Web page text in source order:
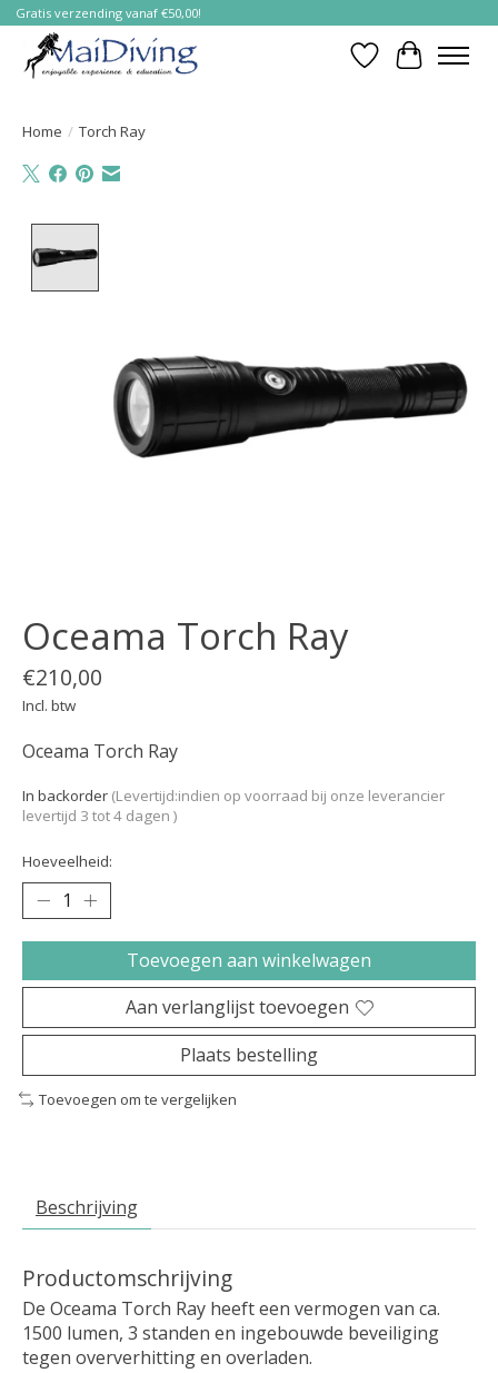
Gratis verzending vanaf €50,00!
Verlanglijst
Home / Torch Ray
Oceama Torch Ray
€210,00
Incl. btw
Oceama Torch Ray
In backorder (Levertijd:indien op voorraad bij onze leverancier
levertijd 3 tot 4 dagen )
Hoeveelheid:
Toevoegen aan winkelwagen
Aan verlanglijst toevoegen
Plaats bestelling
Toevoegen om te vergelijken
Beschrijving
Productomschrijving
De Oceama Torch Ray heeft een vermogen van ca.
1500 lumen, 3 standen en ingebouwde beveiliging
tegen oververhitting en overladen.